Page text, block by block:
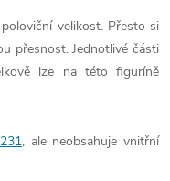
velikost. Přesto si
přesnost. Jednotlivé části
lze na této figuríně
, ale neobsahuje vnitřní